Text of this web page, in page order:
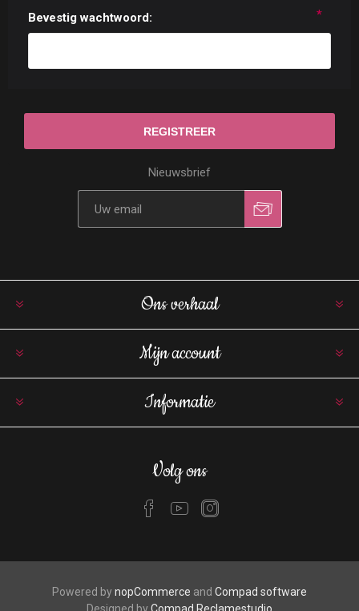
Bevestig wachtwoord: *
Nieuwsbrief
Ons verhaal
Mijn account
Informatie
Volg ons
Powered bynopCommerce and Compad software